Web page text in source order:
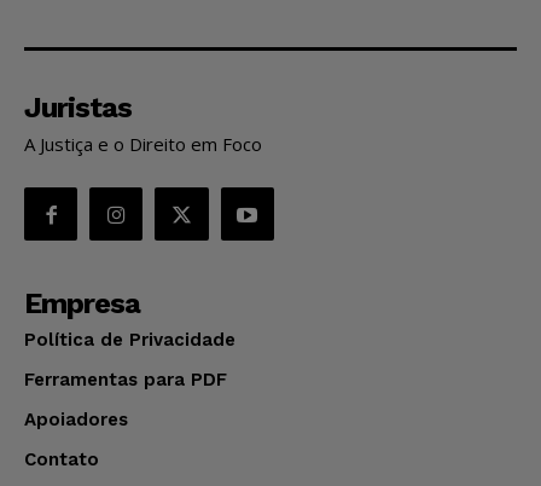
Juristas
A Justiça e o Direito em Foco
Empresa
Política de Privacidade
Ferramentas para PDF
Apoiadores
Contato